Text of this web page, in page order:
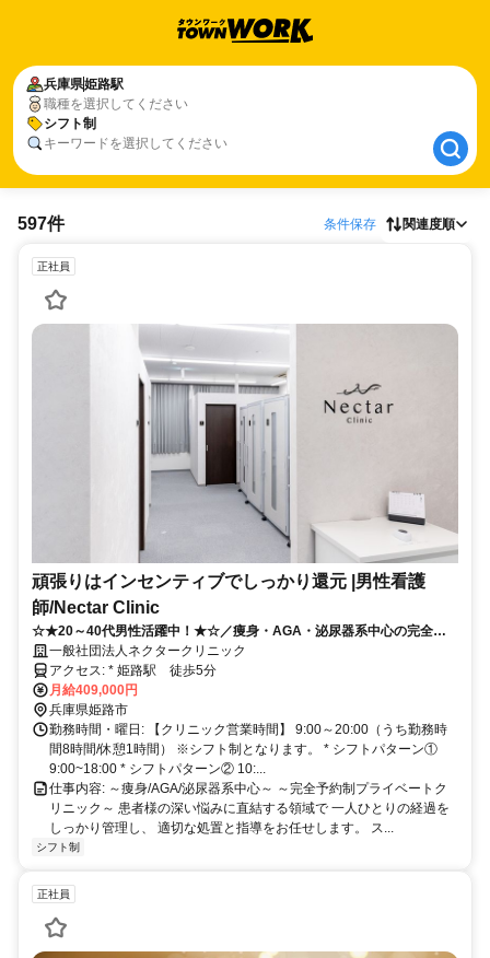
兵庫県姫路駅
職種を選択してください
シフト制
キーワードを選択してください
兵庫県姫路駅
シフト制
597件 条件保存 関連度順
正社員
頑張りはインセンティブでしっかり還元 |男性看護
師/Nectar Clinic
☆★20～40代男性活躍中！★☆／痩身・AGA・泌尿器系中心の完全予
約制クリニック／各種インセンティブが収入に直結◎／看護師資格が活
かせる／裁量高くキャリアアップしやすい
一般社団法人ネクタークリニック
アクセス: * 姫路駅 徒歩5分
月給409,000円
兵庫県姫路市
勤務時間・曜日: 【クリニック営業時間】 9:00～20:00（うち勤務時
間8時間/休憩1時間） ※シフト制となります。 * シフトパターン①
9:00~18:00 * シフトパターン② 10:...
仕事内容: ～痩身/AGA/泌尿器系中心～ ～完全予約制プライベートク
リニック～ 患者様の深い悩みに直結する領域で 一人ひとりの経過を
しっかり管理し、 適切な処置と指導をお任せします。 ス...
シフト制
正社員